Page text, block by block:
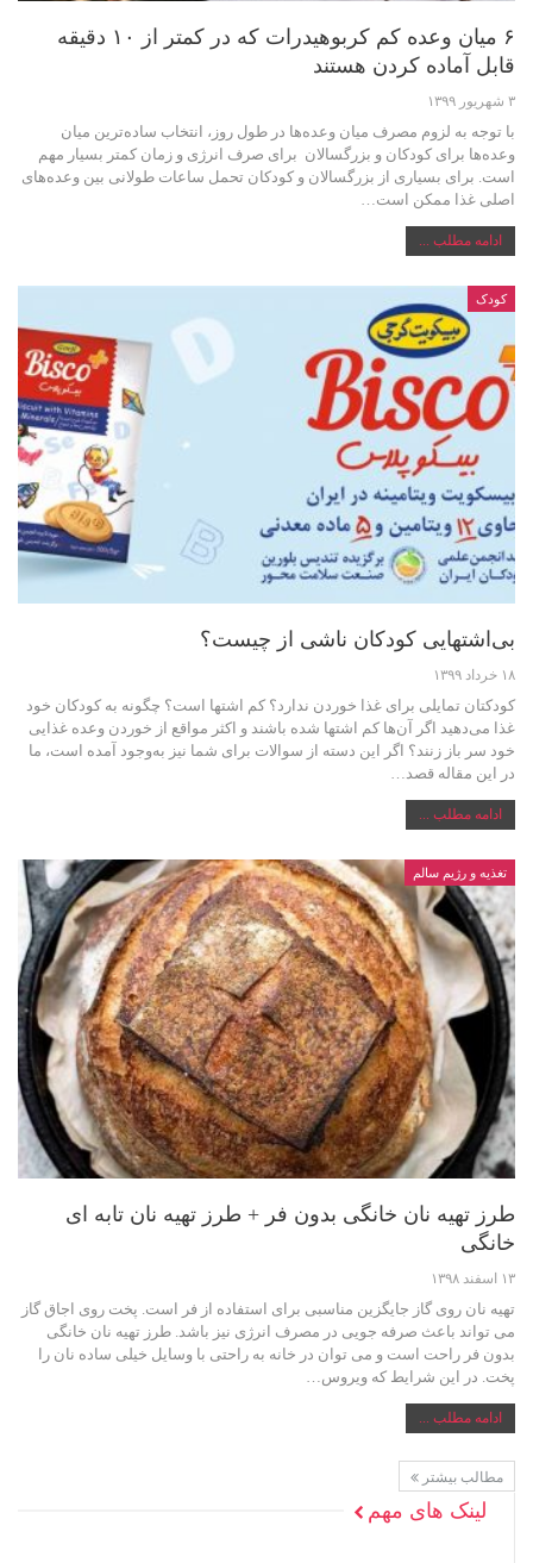
۶ میان وعده کم کربوهیدرات که در کمتر از ۱۰ دقیقه
قابل آماده کردن هستند
۳ شهریور ۱۳۹۹
با توجه به لزوم مصرف میان وعده‌ها در طول روز، انتخاب ساده‌ترین میان
وعده‌ها برای کودکان و بزرگسالان برای صرف انرژی و زمان کمتر بسیار مهم
است. برای بسیاری از بزرگسالان و کودکان تحمل ساعات طولانی بین وعده‌های
اصلی غذا ممکن است…
ادامه مطلب ...
کودک
بی‌اشتهایی کودکان ناشی از چیست؟
۱۸ خرداد ۱۳۹۹
کودکتان تمایلی برای غذا خوردن ندارد؟ کم اشتها است؟ چگونه به کودکان خود
غذا می‌دهید اگر آن‌ها کم اشتها شده باشند و اکثر مواقع از خوردن وعده غذایی
خود سر باز زنند؟ اگر این دسته از سوالات برای شما نیز به‌وجود‌ آمده است، ما
در این مقاله قصد…
ادامه مطلب ...
تغذیه و رژیم سالم
طرز تهیه نان خانگی بدون فر + طرز تهیه نان تابه ای
خانگی
۱۳ اسفند ۱۳۹۸
تهیه نان روی گاز جایگزین مناسبی برای استفاده از فر است. پخت روی اجاق گاز
می تواند باعث صرفه جویی در مصرف انرژی نیز باشد. طرز تهیه نان خانگی
بدون فر راحت است و می توان در خانه به راحتی با وسایل خیلی ساده نان را
پخت. در این شرایط که ویروس…
ادامه مطلب ...
مطالب بیشتر
لینک های مهم